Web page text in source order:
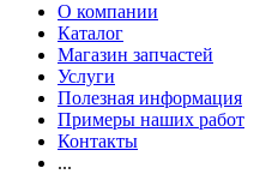
О компании
Каталог
Магазин запчастей
Услуги
Полезная информация
Примеры наших работ
Контакты
...